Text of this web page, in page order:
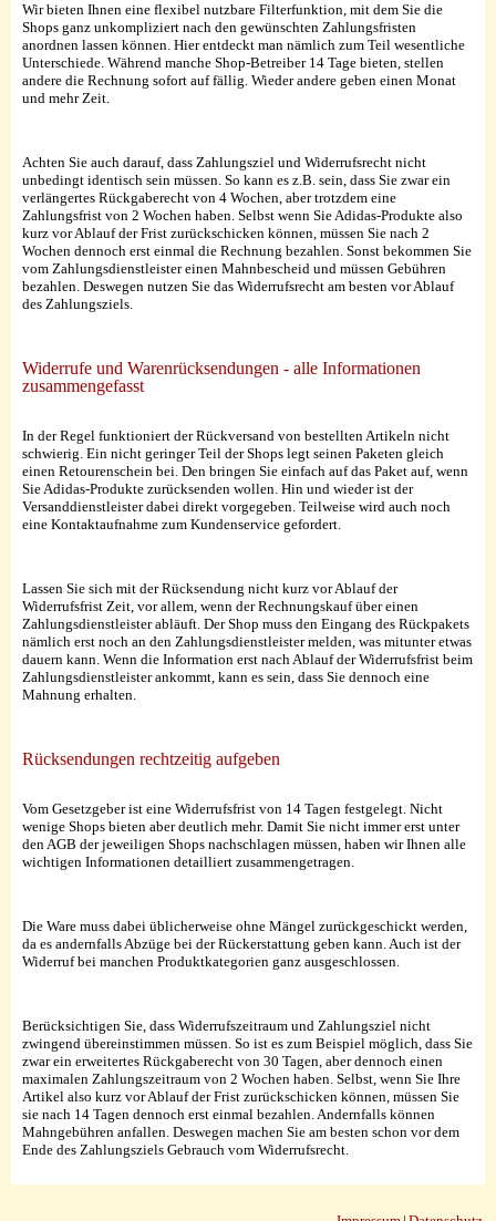
Wir bieten Ihnen eine flexibel nutzbare Filterfunktion, mit dem Sie die
Shops ganz unkompliziert nach den gewünschten Zahlungsfristen
anordnen lassen können. Hier entdeckt man nämlich zum Teil wesentliche
Unterschiede. Während manche Shop-Betreiber 14 Tage bieten, stellen
andere die Rechnung sofort auf fällig. Wieder andere geben einen Monat
und mehr Zeit.
Achten Sie auch darauf, dass Zahlungsziel und Widerrufsrecht nicht
unbedingt identisch sein müssen. So kann es z.B. sein, dass Sie zwar ein
verlängertes Rückgaberecht von 4 Wochen, aber trotzdem eine
Zahlungsfrist von 2 Wochen haben. Selbst wenn Sie Adidas-Produkte also
kurz vor Ablauf der Frist zurückschicken können, müssen Sie nach 2
Wochen dennoch erst einmal die Rechnung bezahlen. Sonst bekommen Sie
vom Zahlungsdienstleister einen Mahnbescheid und müssen Gebühren
bezahlen. Deswegen nutzen Sie das Widerrufsrecht am besten vor Ablauf
des Zahlungsziels.
Widerrufe und Warenrücksendungen - alle Informationen
zusammengefasst
In der Regel funktioniert der Rückversand von bestellten Artikeln nicht
schwierig. Ein nicht geringer Teil der Shops legt seinen Paketen gleich
einen Retourenschein bei. Den bringen Sie einfach auf das Paket auf, wenn
Sie Adidas-Produkte zurücksenden wollen. Hin und wieder ist der
Versanddienstleister dabei direkt vorgegeben. Teilweise wird auch noch
eine Kontaktaufnahme zum Kundenservice gefordert.
Lassen Sie sich mit der Rücksendung nicht kurz vor Ablauf der
Widerrufsfrist Zeit, vor allem, wenn der Rechnungskauf über einen
Zahlungsdienstleister abläuft. Der Shop muss den Eingang des Rückpakets
nämlich erst noch an den Zahlungsdienstleister melden, was mitunter etwas
dauern kann. Wenn die Information erst nach Ablauf der Widerrufsfrist beim
Zahlungsdienstleister ankommt, kann es sein, dass Sie dennoch eine
Mahnung erhalten.
Rücksendungen rechtzeitig aufgeben
Vom Gesetzgeber ist eine Widerrufsfrist von 14 Tagen festgelegt. Nicht
wenige Shops bieten aber deutlich mehr. Damit Sie nicht immer erst unter
den AGB der jeweiligen Shops nachschlagen müssen, haben wir Ihnen alle
wichtigen Informationen detailliert zusammengetragen.
Die Ware muss dabei üblicherweise ohne Mängel zurückgeschickt werden,
da es andernfalls Abzüge bei der Rückerstattung geben kann. Auch ist der
Widerruf bei manchen Produktkategorien ganz ausgeschlossen.
Berücksichtigen Sie, dass Widerrufszeitraum und Zahlungsziel nicht
zwingend übereinstimmen müssen. So ist es zum Beispiel möglich, dass Sie
zwar ein erweitertes Rückgaberecht von 30 Tagen, aber dennoch einen
maximalen Zahlungszeitraum von 2 Wochen haben. Selbst, wenn Sie Ihre
Artikel also kurz vor Ablauf der Frist zurückschicken können, müssen Sie
sie nach 14 Tagen dennoch erst einmal bezahlen. Andernfalls können
Mahngebühren anfallen. Deswegen machen Sie am besten schon vor dem
Ende des Zahlungsziels Gebrauch vom Widerrufsrecht.